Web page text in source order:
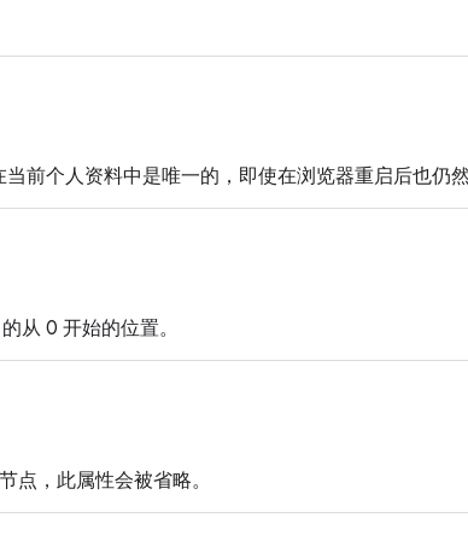
前个人资料中是唯一的，即使在浏览器重启后也仍
从 0 开始的位置。
点，此属性会被省略。